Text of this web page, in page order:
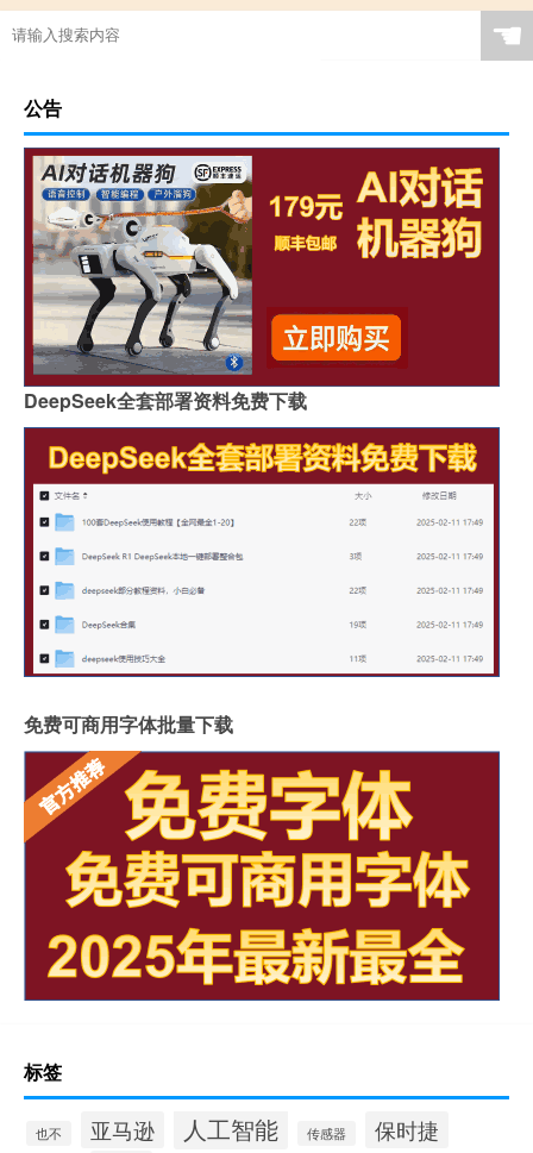
☚
公告
DeepSeek全套部署资料免费下载
免费可商用字体批量下载
标签
也不 亚马逊 人工智能 传感器 保时捷